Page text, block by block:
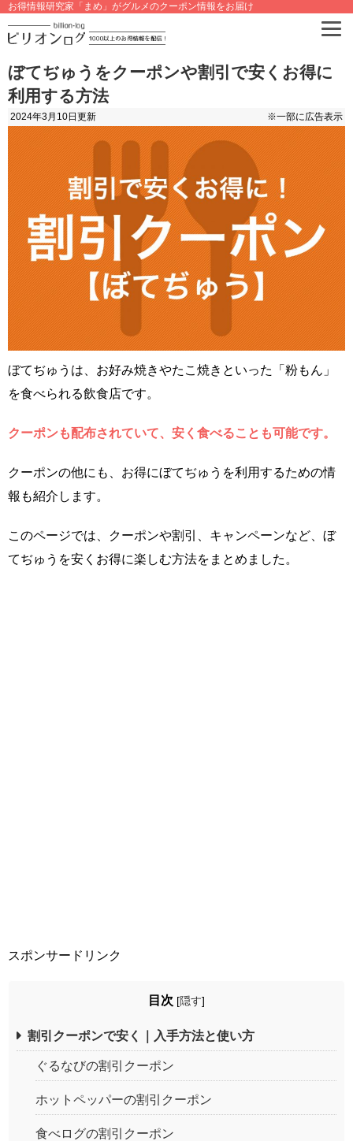
お得情報研究家「まめ」がグルメのクーポン情報をお届け
ぼてぢゅうをクーポンや割引で安くお得に
利用する方法
2024年3月10日 更新 ※一部に広告表示
ぼてぢゅうは、お好み焼きやたこ焼きといった「粉もん」
を食べられる飲食店です。
クーポンも配布されていて、安く食べることも可能です。
クーポンの他にも、お得にぼてぢゅうを利用するための情
報も紹介します。
このページでは、クーポンや割引、キャンペーンなど、ぼ
てぢゅうを安くお得に楽しむ方法をまとめました。
スポンサードリンク
目次 [隠す]
割引クーポンで安く｜入手方法と使い方
ぐるなびの割引クーポン
ホットペッパーの割引クーポン
食べログの割引クーポン